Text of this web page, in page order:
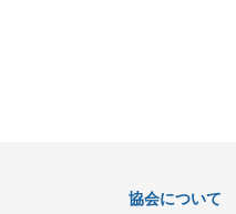
協会について